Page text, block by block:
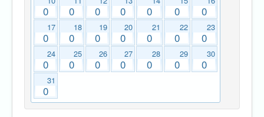
0 0 0 0 0 0 0
17
0
18
0
19
0
20
0
21
0
22
0
23
0
24
0
25
0
26
0
27
0
28
0
29
0
30
0
31
0